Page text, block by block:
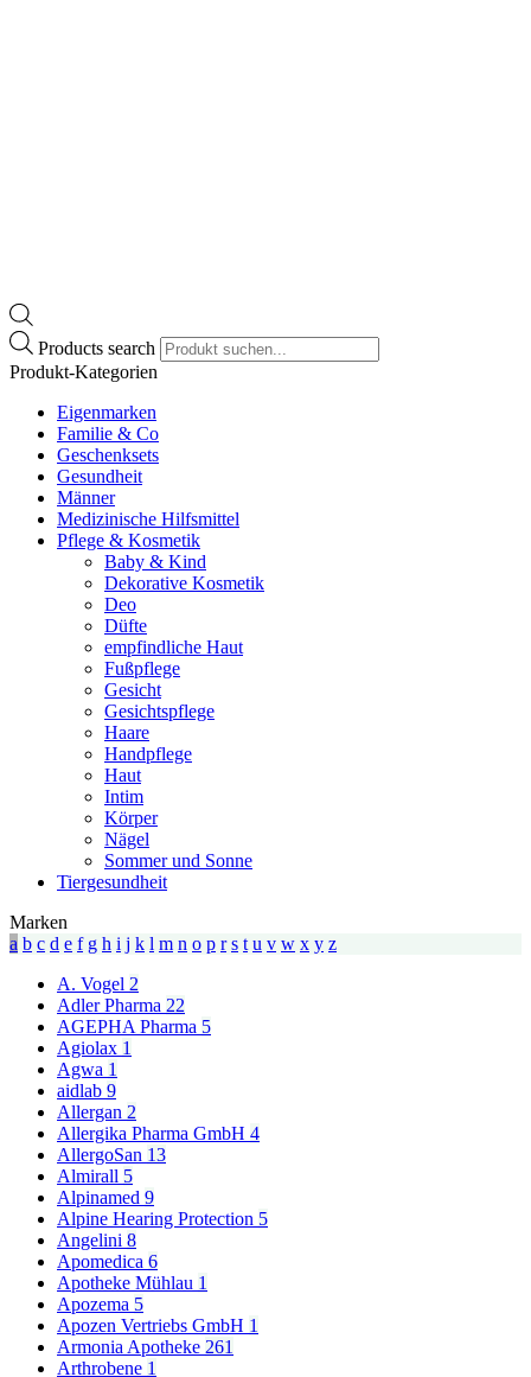
Products search
Produkt-Kategorien
Eigenmarken
Familie & Co
Geschenksets
Gesundheit
Männer
Medizinische Hilfsmittel
Pflege & Kosmetik
Baby & Kind
Dekorative Kosmetik
Deo
Düfte
empfindliche Haut
Fußpflege
Gesicht
Gesichtspflege
Haare
Handpflege
Haut
Intim
Körper
Nägel
Sommer und Sonne
Tiergesundheit
Marken
a b c d e f g h i j k l m n o p r s t u v w x y z
A. Vogel 2
Adler Pharma 22
AGEPHA Pharma 5
Agiolax 1
Agwa 1
aidlab 9
Allergan 2
Allergika Pharma GmbH 4
AllergoSan 13
Almirall 5
Alpinamed 9
Alpine Hearing Protection 5
Angelini 8
Apomedica 6
Apotheke Mühlau 1
Apozema 5
Apozen Vertriebs GmbH 1
Armonia Apotheke 261
Arthrobene 1